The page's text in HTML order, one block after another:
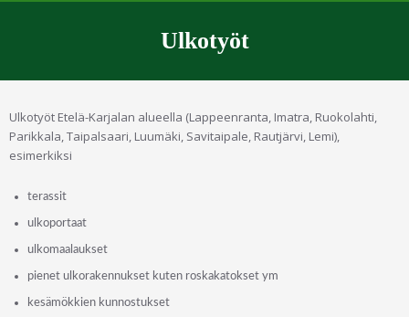
Ulkotyöt
Ulkotyöt Etelä-Karjalan alueella (Lappeenranta, Imatra, Ruokolahti,
Parikkala, Taipalsaari, Luumäki, Savitaipale, Rautjärvi, Lemi),
esimerkiksi
terassit
ulkoportaat
ulkomaalaukset
pienet ulkorakennukset kuten roskakatokset ym
kesämökkien kunnostukset